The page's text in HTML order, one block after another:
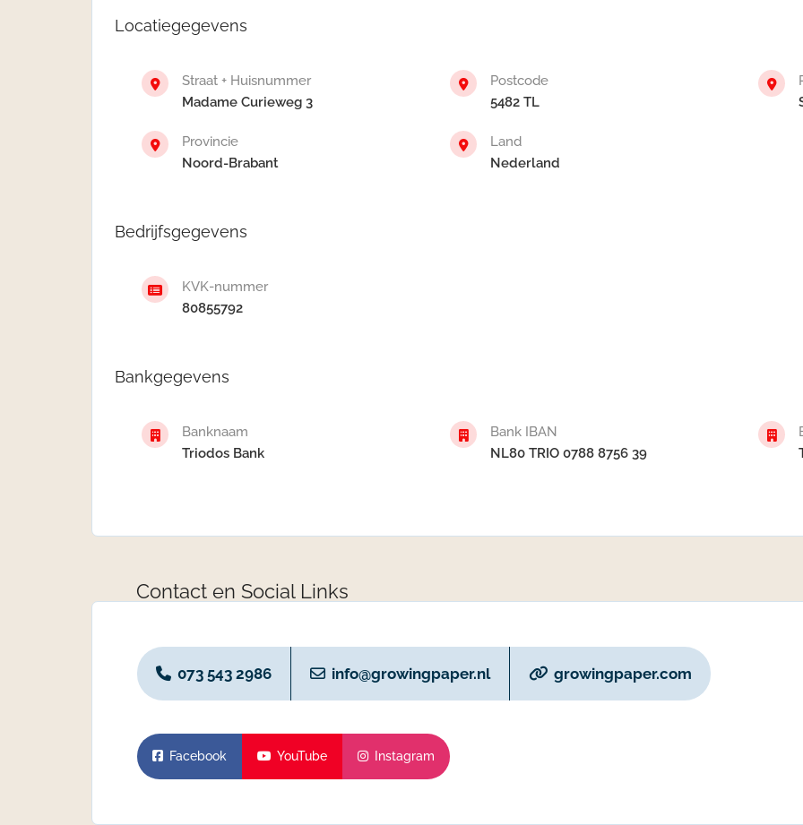
Locatiegegevens
Straat + Huisnummer
Madame Curieweg 3
Postcode
5482 TL
Provincie
Noord-Brabant
Land
Nederland
Bedrijfsgegevens
KVK-nummer
80855792
Bankgegevens
Banknaam
Triodos Bank
Bank IBAN
NL80 TRIO 0788 8756 39
Contact en Social Links
073 543 2986 info@growingpaper.nl growingpaper.com
Facebook YouTube Instagram